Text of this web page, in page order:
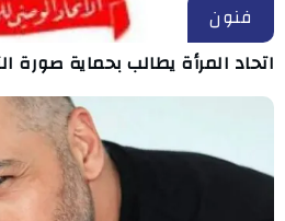
فنون
اتحاد المرأة يطالب بحماية صورة